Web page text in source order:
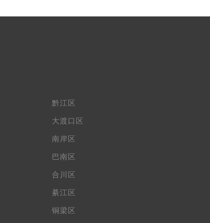
黔江区
大渡口区
南岸区
巴南区
合川区
綦江区
铜梁区